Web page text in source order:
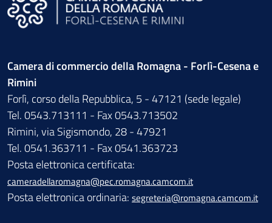
Camera di commercio della Romagna - Forlì-Cesena e
Rimini
Forlì, corso della Repubblica, 5 - 47121 (sede legale)
Tel. 0543.713111 - Fax 0543.713502
Rimini, via Sigismondo, 28 - 47921
Tel. 0541.363711 - Fax 0541.363723
Posta elettronica certificata:
cameradellaromagna@pec.romagna.camcom.it
Posta elettronica ordinaria: segreteria@romagna.camcom.it